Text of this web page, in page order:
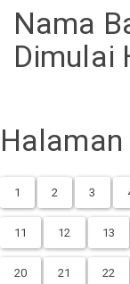
Nama
Dimulai
Halaman
1 2 3
11 12 13
20 21 22